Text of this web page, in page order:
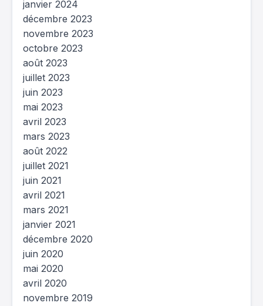
janvier 2024
décembre 2023
novembre 2023
octobre 2023
août 2023
juillet 2023
juin 2023
mai 2023
avril 2023
mars 2023
août 2022
juillet 2021
juin 2021
avril 2021
mars 2021
janvier 2021
décembre 2020
juin 2020
mai 2020
avril 2020
novembre 2019